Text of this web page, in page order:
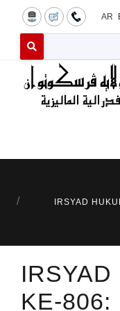
AR
for results.
IRSYAD
KE-